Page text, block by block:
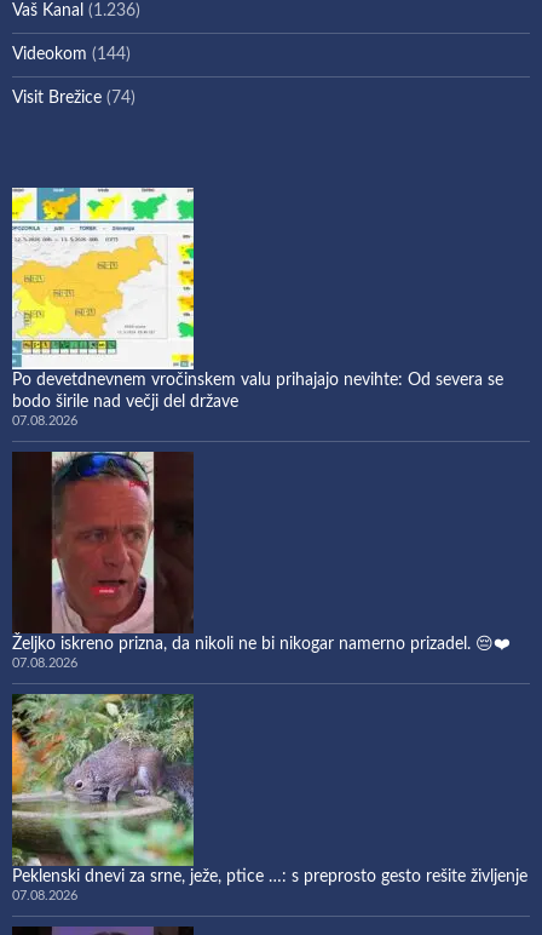
Vaš Kanal (1.236)
Videokom (144)
Visit Brežice (74)
Po devetdnevnem vročinskem valu prihajajo nevihte: Od severa se
bodo širile nad večji del države
07.08.2026
Željko iskreno prizna, da nikoli ne bi nikogar namerno prizadel. 😔❤️
07.08.2026
Peklenski dnevi za srne, ježe, ptice …: s preprosto gesto rešite življenje
07.08.2026